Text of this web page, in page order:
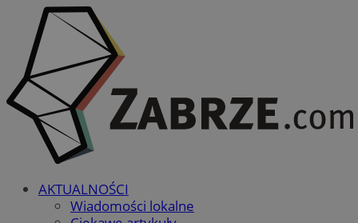
AKTUALNOŚCI
Wiadomości lokalne